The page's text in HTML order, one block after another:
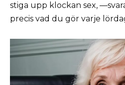
stiga upp klockan sex,
precis vad du gör varje